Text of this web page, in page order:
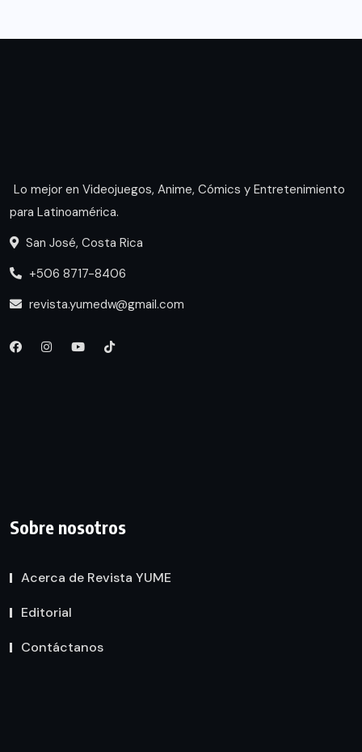
Lo mejor en Videojuegos, Anime, Cómics y Entretenimiento
para Latinoamérica.
San José, Costa Rica
+506 8717-8406
revista.yumedw@gmail.com
Sobre nosotros
Acerca de Revista YUME
Editorial
Contáctanos